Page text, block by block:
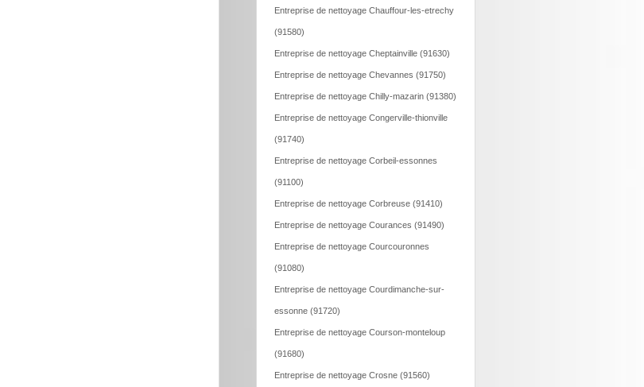
Entreprise de nettoyage Chauffour-les-etrechy
(91580)
Entreprise de nettoyage Cheptainville (91630)
Entreprise de nettoyage Chevannes (91750)
Entreprise de nettoyage Chilly-mazarin (91380)
Entreprise de nettoyage Congerville-thionville
(91740)
Entreprise de nettoyage Corbeil-essonnes
(91100)
Entreprise de nettoyage Corbreuse (91410)
Entreprise de nettoyage Courances (91490)
Entreprise de nettoyage Courcouronnes
(91080)
Entreprise de nettoyage Courdimanche-sur-
essonne (91720)
Entreprise de nettoyage Courson-monteloup
(91680)
Entreprise de nettoyage Crosne (91560)